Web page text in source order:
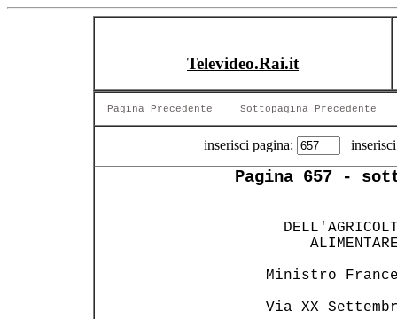
Televideo.Rai.it
Pagina Precedente Sottopagina Precedente
inserisci pagina:
Pagina 657 -
Ministro
Via XX